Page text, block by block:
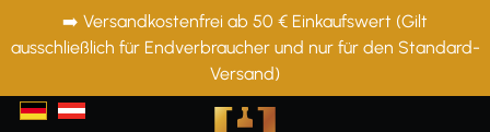
springen
➡️ Versandkostenfrei ab 50 € Einkaufswert (Gilt
ausschließlich für Endverbraucher und nur für den Standard-
Versand)